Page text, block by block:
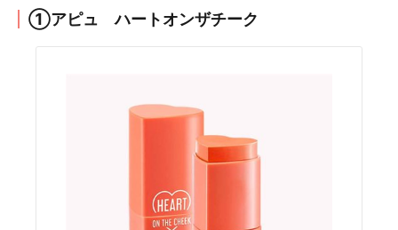
①アピュ ハートオンザチーク